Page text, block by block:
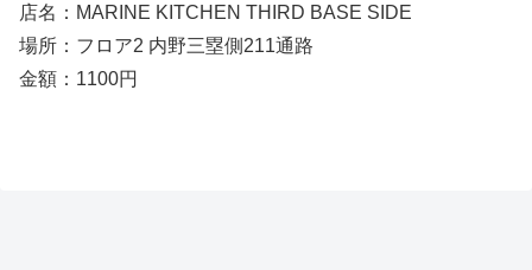
店名：MARINE KITCHEN THIRD BASE SIDE
場所：フロア2 内野三塁側211通路
金額：1100円